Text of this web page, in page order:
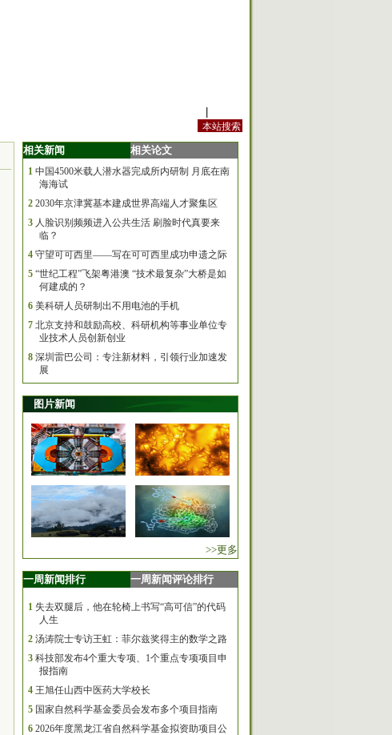
相关新闻 相关论文
1 中国4500米载人潜水器完成所内研制 月底在南
海海试
2 2030年京津冀基本建成世界高端人才聚集区
3 人脸识别频频进入公共生活 刷脸时代真要来
临？
4 守望可可西里——写在可可西里成功申遗之际
5 “世纪工程”飞架粤港澳 “技术最复杂”大桥是如
何建成的？
6 美科研人员研制出不用电池的手机
7 北京支持和鼓励高校、科研机构等事业单位专
业技术人员创新创业
8 深圳雷巴公司：专注新材料，引领行业加速发
展
图片新闻
>>更多
一周新闻排行 一周新闻评论排行
1 失去双腿后，他在轮椅上书写“高可信”的代码
人生
2 汤涛院士专访王虹：菲尔兹奖得主的数学之路
3 科技部发布4个重大专项、1个重点专项项目申
报指南
4 王旭任山西中医药大学校长
5 国家自然科学基金委员会发布多个项目指南
6 2026年度黑龙江省自然科学基金拟资助项目公